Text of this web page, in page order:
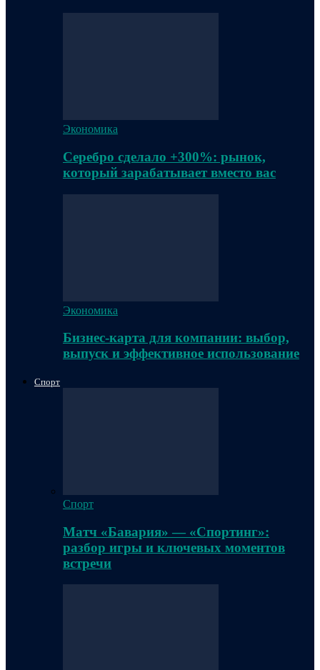
Экономика
Серебро сделало +300%: рынок,
который зарабатывает вместо вас
Экономика
Бизнес-карта для компании: выбор,
выпуск и эффективное использование
Спорт
Спорт
Матч «Бавария» — «Спортинг»:
разбор игры и ключевых моментов
встречи